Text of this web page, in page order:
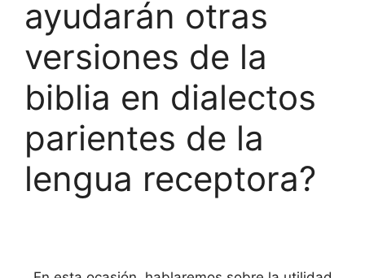
ayudarán otras
versiones de la
biblia en dialectos
parientes de la
lengua receptora?